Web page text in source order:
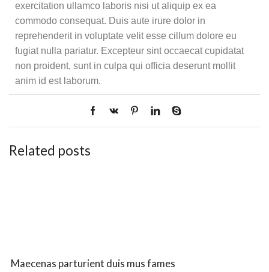
exercitation ullamco laboris nisi ut aliquip ex ea
commodo consequat. Duis aute irure dolor in
reprehenderit in voluptate velit esse cillum dolore eu
fugiat nulla pariatur. Excepteur sint occaecat cupidatat
non proident, sunt in culpa qui officia deserunt mollit
anim id est laborum.
Related posts
Maecenas parturient duis mus fames